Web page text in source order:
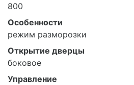
800
Особенности
режим разморозки
Открытие дверцы
боковое
Управление